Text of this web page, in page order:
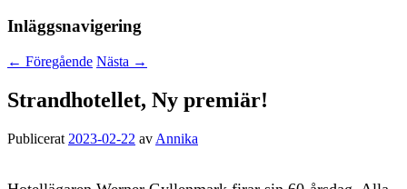
Inläggsnavigering
← Föregående Nästa →
Strandhotellet, Ny premiär!
Publicerat 2023-02-22 av Annika